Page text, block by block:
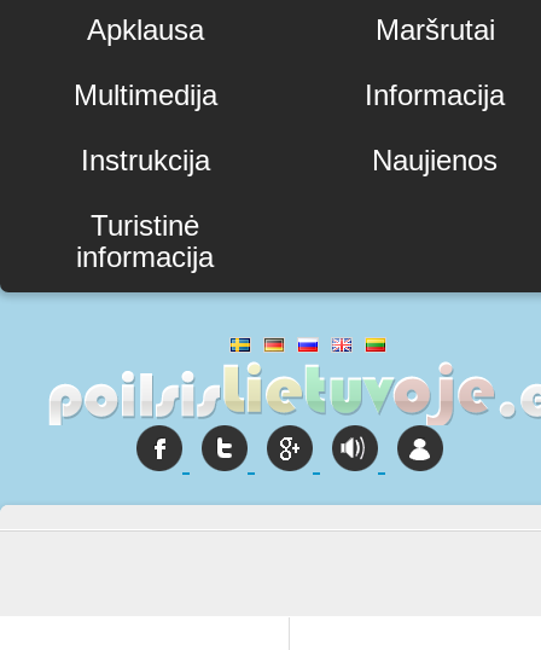
Apklausa
Maršrutai
Multimedija
Informacija
Instrukcija
Naujienos
Turistinė
informacija